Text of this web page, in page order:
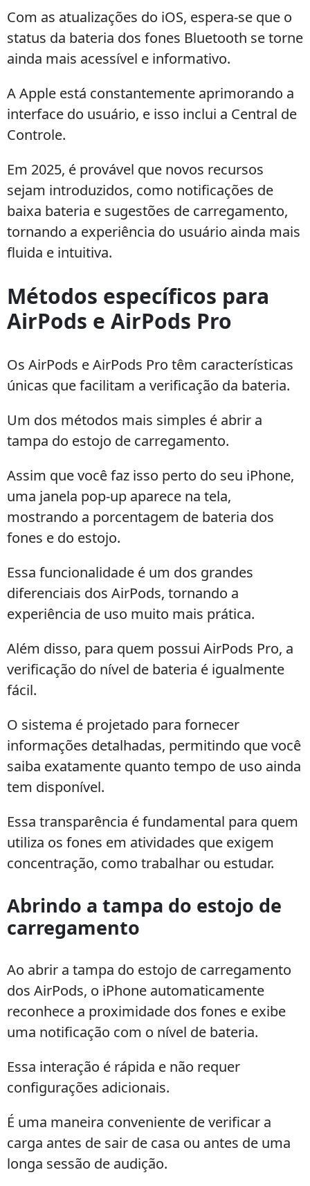
Com as atualizações do iOS, espera-se que o
status da bateria dos fones Bluetooth se torne
ainda mais acessível e informativo.
A Apple está constantemente aprimorando a
interface do usuário, e isso inclui a Central de
Controle.
Em 2025, é provável que novos recursos
sejam introduzidos, como notificações de
baixa bateria e sugestões de carregamento,
tornando a experiência do usuário ainda mais
fluida e intuitiva.
Métodos específicos para
AirPods e AirPods Pro
Os AirPods e AirPods Pro têm características
únicas que facilitam a verificação da bateria.
Um dos métodos mais simples é abrir a
tampa do estojo de carregamento.
Assim que você faz isso perto do seu iPhone,
uma janela pop-up aparece na tela,
mostrando a porcentagem de bateria dos
fones e do estojo.
Essa funcionalidade é um dos grandes
diferenciais dos AirPods, tornando a
experiência de uso muito mais prática.
Além disso, para quem possui AirPods Pro, a
verificação do nível de bateria é igualmente
fácil.
O sistema é projetado para fornecer
informações detalhadas, permitindo que você
saiba exatamente quanto tempo de uso ainda
tem disponível.
Essa transparência é fundamental para quem
utiliza os fones em atividades que exigem
concentração, como trabalhar ou estudar.
Abrindo a tampa do estojo de
carregamento
Ao abrir a tampa do estojo de carregamento
dos AirPods, o iPhone automaticamente
reconhece a proximidade dos fones e exibe
uma notificação com o nível de bateria.
Essa interação é rápida e não requer
configurações adicionais.
É uma maneira conveniente de verificar a
carga antes de sair de casa ou antes de uma
longa sessão de audição.